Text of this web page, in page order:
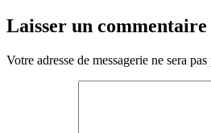
Laisser un commentaire
Votre adresse de messagerie ne sera